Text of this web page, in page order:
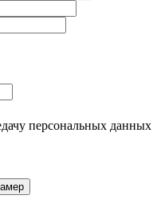
персональных данных